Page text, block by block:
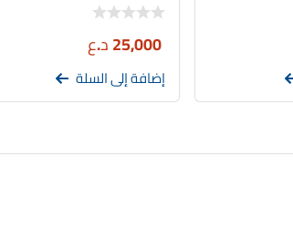
25,000د.ع
إضافة إلى السلة